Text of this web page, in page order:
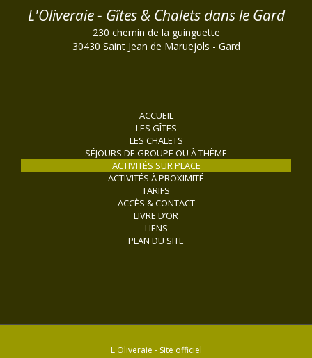
L'Oliveraie - Gîtes & Chalets dans le Gard
230 chemin de la guinguette
30430 Saint Jean de Maruejols - Gard
ACCUEIL
LES GÎTES
LES CHALETS
SÉJOURS DE GROUPE OU À THÈME
ACTIVITÉS SUR PLACE
ACTIVITÉS À PROXIMITÉ
TARIFS
ACCÈS & CONTACT
LIVRE D’OR
LIENS
PLAN DU SITE
L'Oliveraie - Site officiel